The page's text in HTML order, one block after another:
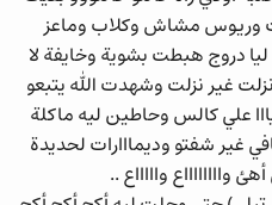
وريوس مشاش وكلاب وماعز
دروج هبطت بشوية وخايفة لا
غير نزلت وشهدت الله يتبعو
علي كالس وحاطين ليه ماكلة
غير شفتو وديمااارات لحديدة
وااااااااع واااااع ..